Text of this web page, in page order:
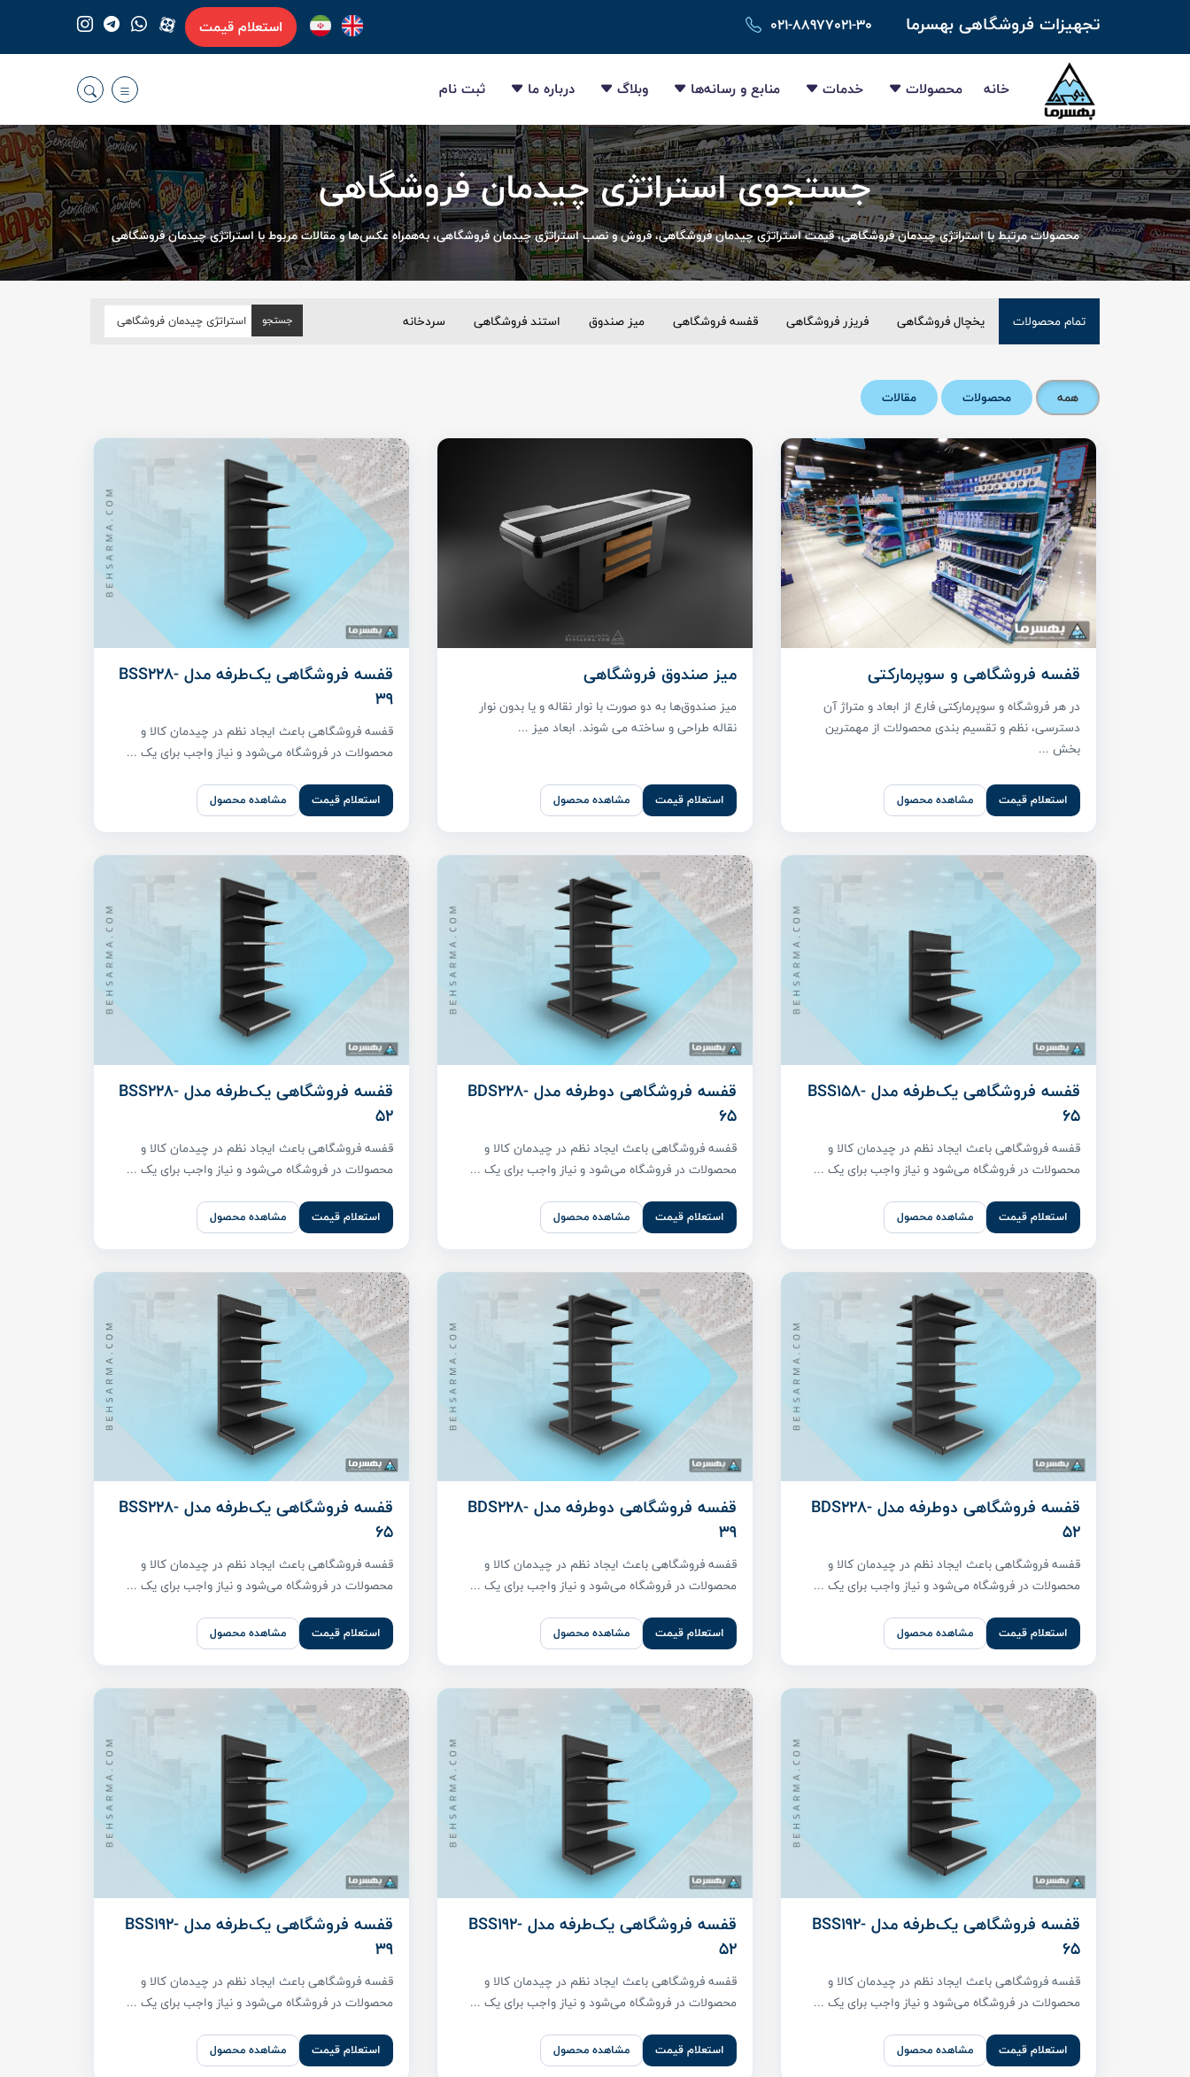
تجهیزات فروشگاهی بهسرما ۰۲۱-۸۸۹۷۷۰۲۱-۳۰ استعلام قیمت
خانه محصولات خدمات منابع و رسانه‌ها وبلاگ درباره ما ثبت نام
جستجوی استراتژی چیدمان فروشگاهی
محصولات مرتبط با استراتژی چیدمان فروشگاهی، قیمت استراتژی چیدمان فروشگاهی، فروش و نصب استراتژی چیدمان فروشگاهی، به‌همراه عکس‌ها و مقالات مربوط با استراتژی چیدمان فروشگاهی
تمام محصولات یخچال فروشگاهی فریزر فروشگاهی قفسه فروشگاهی میز صندوق استند فروشگاهی سردخانه
همه محصولات مقالات
قفسه فروشگاهی و سوپرمارکتی
در هر فروشگاه و سوپرمارکتی فارع از ابعاد و متراژ آن
دسترسی، نظم و تقسیم بندی محصولات از مهمترین
بخش ...
استعلام قیمت مشاهده محصول
میز صندوق فروشگاهی
میز صندوق‌ها به دو صورت با نوار نقاله و یا بدون نوار
نقاله طراحی و ساخته می شوند. ابعاد میز ...
استعلام قیمت مشاهده محصول
قفسه فروشگاهی یک‌طرفه مدل BSS228-
39
قفسه فروشگاهی باعث ایجاد نظم در چیدمان کالا و
محصولات در فروشگاه می‌شود و نیاز واجب برای یک ...
استعلام قیمت مشاهده محصول
قفسه فروشگاهی یک‌طرفه مدل BSS158-
65
قفسه فروشگاهی باعث ایجاد نظم در چیدمان کالا و
محصولات در فروشگاه می‌شود و نیاز واجب برای یک ...
استعلام قیمت مشاهده محصول
قفسه فروشگاهی دوطرفه مدل BDS228-
65
قفسه فروشگاهی باعث ایجاد نظم در چیدمان کالا و
محصولات در فروشگاه می‌شود و نیاز واجب برای یک ...
استعلام قیمت مشاهده محصول
قفسه فروشگاهی یک‌طرفه مدل BSS228-
52
قفسه فروشگاهی باعث ایجاد نظم در چیدمان کالا و
محصولات در فروشگاه می‌شود و نیاز واجب برای یک ...
استعلام قیمت مشاهده محصول
قفسه فروشگاهی دوطرفه مدل BDS228-
52
قفسه فروشگاهی باعث ایجاد نظم در چیدمان کالا و
محصولات در فروشگاه می‌شود و نیاز واجب برای یک ...
استعلام قیمت مشاهده محصول
قفسه فروشگاهی دوطرفه مدل BDS228-
39
قفسه فروشگاهی باعث ایجاد نظم در چیدمان کالا و
محصولات در فروشگاه می‌شود و نیاز واجب برای یک ...
استعلام قیمت مشاهده محصول
قفسه فروشگاهی یک‌طرفه مدل BSS228-
65
قفسه فروشگاهی باعث ایجاد نظم در چیدمان کالا و
محصولات در فروشگاه می‌شود و نیاز واجب برای یک ...
استعلام قیمت مشاهده محصول
قفسه فروشگاهی یک‌طرفه مدل BSS192-
65
قفسه فروشگاهی باعث ایجاد نظم در چیدمان کالا و
محصولات در فروشگاه می‌شود و نیاز واجب برای یک ...
استعلام قیمت مشاهده محصول
قفسه فروشگاهی یک‌طرفه مدل BSS192-
52
قفسه فروشگاهی باعث ایجاد نظم در چیدمان کالا و
محصولات در فروشگاه می‌شود و نیاز واجب برای یک ...
استعلام قیمت مشاهده محصول
قفسه فروشگاهی یک‌طرفه مدل BSS192-
39
قفسه فروشگاهی باعث ایجاد نظم در چیدمان کالا و
محصولات در فروشگاه می‌شود و نیاز واجب برای یک ...
استعلام قیمت مشاهده محصول